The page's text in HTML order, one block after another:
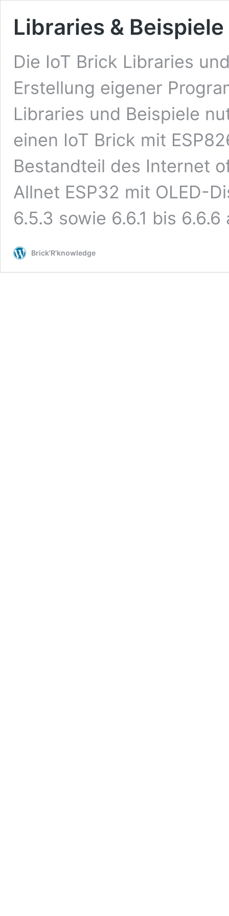
Libraries & Beispiele
Die IoT Brick Libraries
Erstellung eigener
Libraries und Beispiele
einen IoT Brick mit
Bestandteil des Internet
Allnet ESP32 mit OLED-
6.5.3 sowie 6.6.1 bis
Brick'R'knowledge